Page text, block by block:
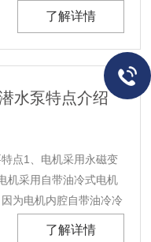
8米、在此基础上加装
......
了解详情
水泵特点介绍
点1、电机采用永磁变
机采用自带油冷式电机
为电机内腔自带油冷冷
功率低。2、泵体及叶
了解详情